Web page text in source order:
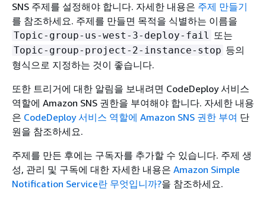
SNS 주제를 설정해야 합니다. 자세한 내용은 주제 만들기
를 참조하세요. 주제를 만들면 목적을 식별하는 이름을
Topic-group-us-west-3-deploy-fail 또는
Topic-group-project-2-instance-stop 등의
형식으로 지정하는 것이 좋습니다.
또한 트리거에 대한 알림을 보내려면 CodeDeploy 서비스
역할에 Amazon SNS 권한을 부여해야 합니다. 자세한 내용
은 CodeDeploy 서비스 역할에 Amazon SNS 권한 부여 단
원을 참조하세요.
주제를 만든 후에는 구독자를 추가할 수 있습니다. 주제 생
성, 관리 및 구독에 대한 자세한 내용은 Amazon Simple
Notification Service란 무엇입니까?을 참조하세요.